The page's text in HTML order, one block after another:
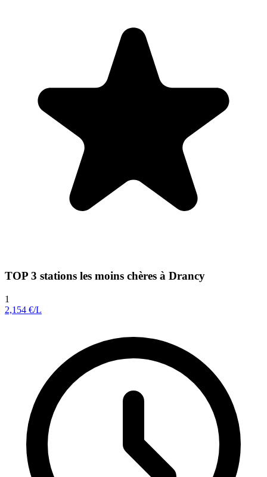
TOP 3 stations les moins chères à Drancy
1
2,154 €/L